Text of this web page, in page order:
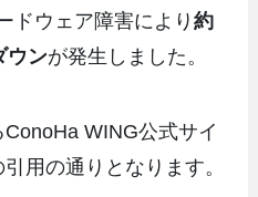
ドウェア障害により約
ウンが発生しました。
WING公式サイ
用の通りとなります。